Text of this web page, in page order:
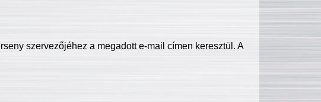
szervezőjéhez a megadott e-mail címen keresztül. A